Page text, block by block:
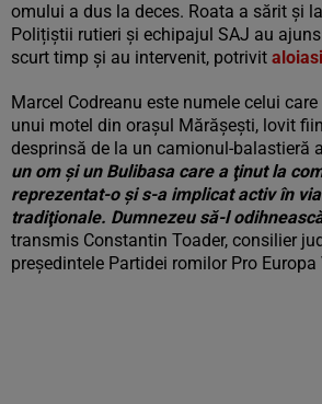
omului a dus la deces. Roata a sărit și
Polițiștii rutieri și echipajul SAJ au
scurt timp și au intervenit, potrivit
Marcel Codreanu este numele celui
unui motel din oraşul Mărăşeşti, lovit
desprinsă de la un camionul-balastieră
un om şi un Bulibasa care a ţinut la
reprezentat-o şi s-a implicat activ în
tradiţionale. Dumnezeu să-l
transmis Constantin Toader, consilier
preşedintele Partidei romilor Pro Europa